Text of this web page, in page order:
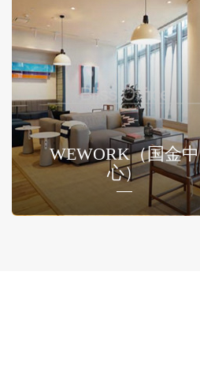
WEWORK（国金中
心）